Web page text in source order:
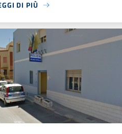
DI PIÙ